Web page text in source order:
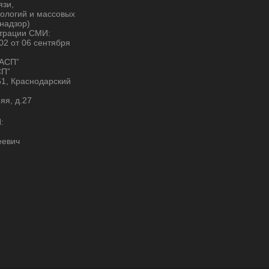
и массовых
СМИ:
от 06 сентября
Краснодарский
д.27